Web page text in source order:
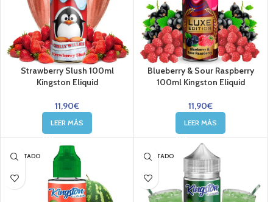
Strawberry Slush 100ml
Kingston Eliquid
11,90€
LEER MÁS
Blueberry & Sour Raspberry
100ml Kingston Eliquid
11,90€
LEER MÁS
AGOTADO AGOTADO